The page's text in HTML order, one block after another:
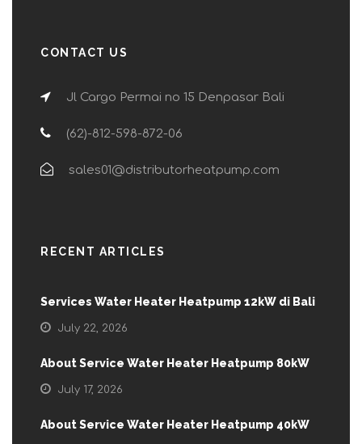
CONTACT US
Jl Cargo Permai no 15 Denpasar Bali
(62)-812-598-872-06
sales01@distributorheatpump.com
RECENT ARTICLES
Services Water Heater Heatpump 12kW di Bali
July 22, 2026
About Service Water Heater Heatpump 80kW
July 17, 2026
About Service Water Heater Heatpump 40kW